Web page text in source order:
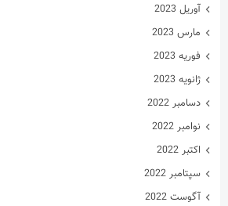
آوریل 2023
مارس 2023
فوریه 2023
ژانویه 2023
دسامبر 2022
نوامبر 2022
اکتبر 2022
سپتامبر 2022
آگوست 2022